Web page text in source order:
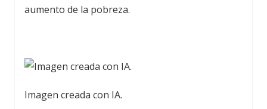
aumento de la pobreza.
Imagen creada con IA.